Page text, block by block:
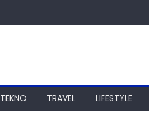
TEKNO TRAVEL LIFESTYLE